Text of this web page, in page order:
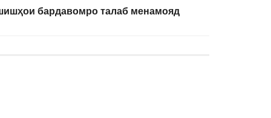
бардавомро талаб менамояд